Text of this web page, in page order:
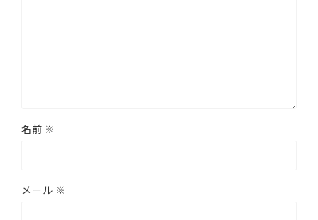
名前 ※
メール ※